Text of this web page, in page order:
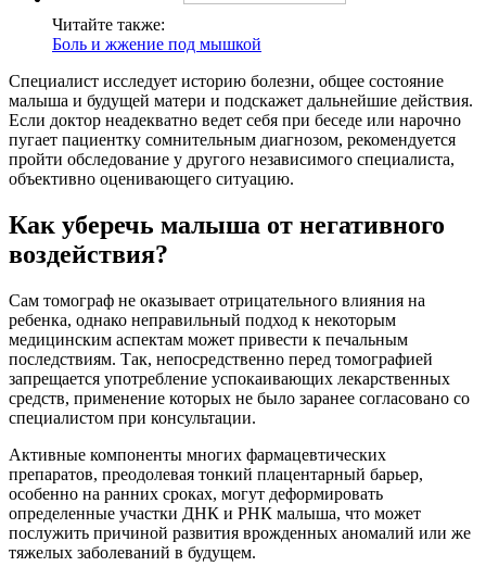
Читайте также:
Боль и жжение под мышкой
Специалист исследует историю болезни, общее состояние
малыша и будущей матери и подскажет дальнейшие действия.
Если доктор неадекватно ведет себя при беседе или нарочно
пугает пациентку сомнительным диагнозом, рекомендуется
пройти обследование у другого независимого специалиста,
объективно оценивающего ситуацию.
Как уберечь малыша от негативного
воздействия?
Сам томограф не оказывает отрицательного влияния на
ребенка, однако неправильный подход к некоторым
медицинским аспектам может привести к печальным
последствиям. Так, непосредственно перед томографией
запрещается употребление успокаивающих лекарственных
средств, применение которых не было заранее согласовано со
специалистом при консультации.
Активные компоненты многих фармацевтических
препаратов, преодолевая тонкий плацентарный барьер,
особенно на ранних сроках, могут деформировать
определенные участки ДНК и РНК малыша, что может
послужить причиной развития врожденных аномалий или же
тяжелых заболеваний в будущем.